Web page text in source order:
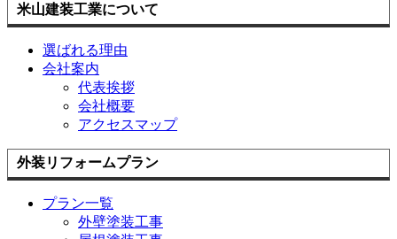
米山建装工業について
選ばれる理由
会社案内
代表挨拶
会社概要
アクセスマップ
外装リフォームプラン
プラン一覧
外壁塗装工事